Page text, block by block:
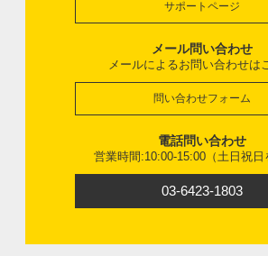
サポートページ
メール問い合わせ
メールによるお問い合わせは
問い合わせフォーム
電話問い合わせ
営業時間:10:00-15:00（土日祝日
03-6423-1803